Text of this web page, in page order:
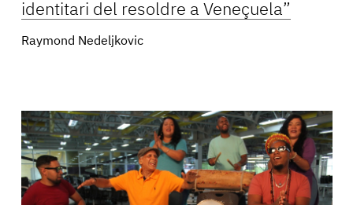
identitari del resoldre a Veneçuela”
Raymond Nedeljkovic